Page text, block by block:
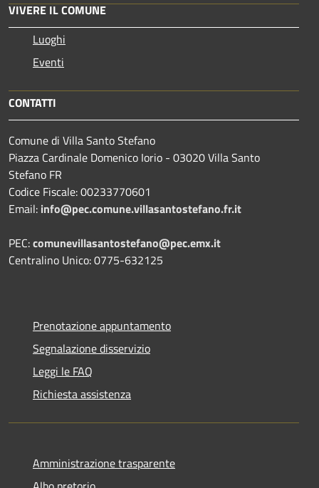
VIVERE IL COMUNE
Luoghi
Eventi
CONTATTI
Comune di Villa Santo Stefano
Piazza Cardinale Domenico Iorio - 03020 Villa Santo
Stefano FR
Codice Fiscale: 00233770601
Email: info@pec.comune.villasantostefano.fr.it
PEC:comunevillasantostefano@pec.emx.it
Centralino Unico: 0775-632125
Prenotazione appuntamento
Segnalazione disservizio
Leggi le FAQ
Richiesta assistenza
Amministrazione trasparente